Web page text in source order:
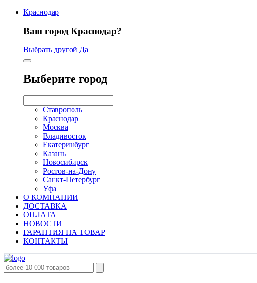
Краснодар
Ваш город Краснодар?
Выбрать другой Да
Выберите город
Ставрополь
Краснодар
Москва
Владивосток
Екатеринбург
Казань
Новосибирск
Ростов-на-Дону
Санкт-Петербург
Уфа
О КОМПАНИИ
ДОСТАВКА
ОПЛАТА
НОВОСТИ
ГАРАНТИЯ НА ТОВАР
КОНТАКТЫ